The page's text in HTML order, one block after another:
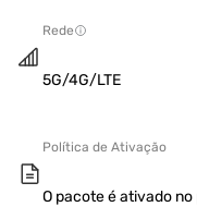
Rede
5G/4G/LTE
Política de Ativação
O pacote é ativado